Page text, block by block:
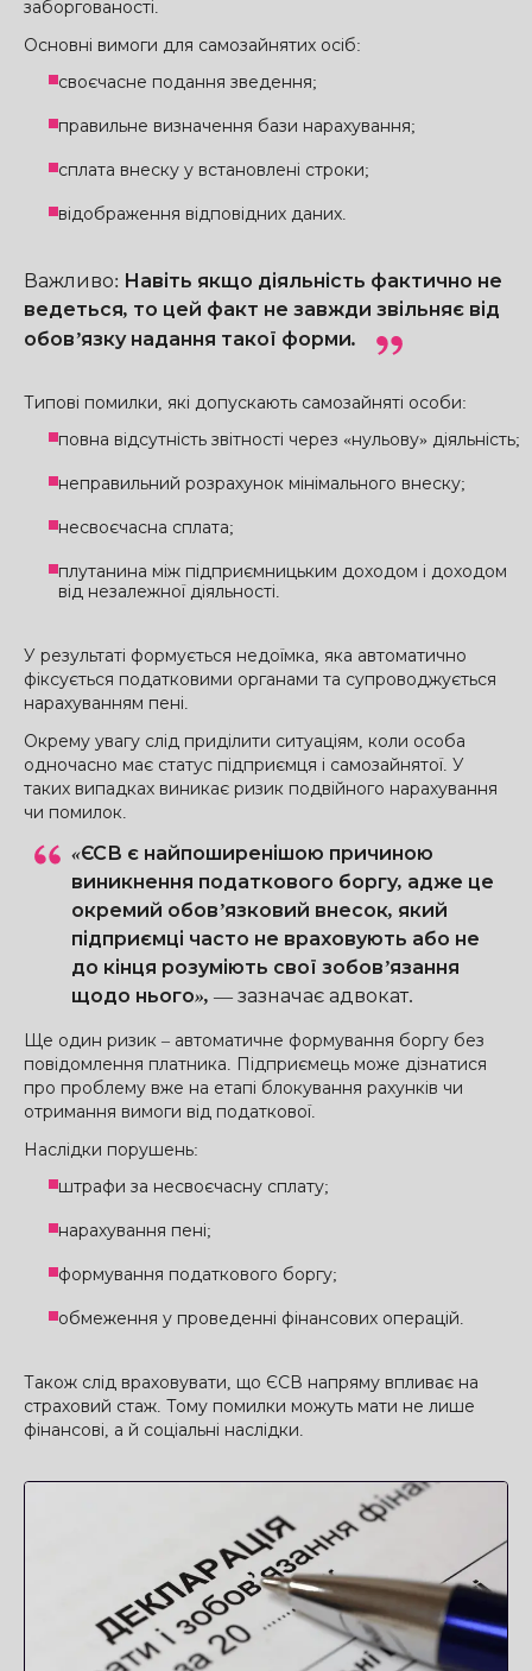
заборгованості.
Основні вимоги для самозайнятих осіб:
своєчасне подання зведення;
правильне визначення бази нарахування;
сплата внеску у встановлені строки;
відображення відповідних даних.
Важливо: Навіть якщо діяльність фактично не
ведеться, то цей факт не завжди звільняє від
обов’язку надання такої форми.
Типові помилки, які допускають самозайняті особи:
повна відсутність звітності через «нульову» діяльність;
неправильний розрахунок мінімального внеску;
несвоєчасна сплата;
плутанина між підприємницьким доходом і доходом
від незалежної діяльності.
У результаті формується недоїмка, яка автоматично
фіксується податковими органами та супроводжується
нарахуванням пені.
Окрему увагу слід приділити ситуаціям, коли особа
одночасно має статус підприємця і самозайнятої. У
таких випадках виникає ризик подвійного нарахування
чи помилок.
«ЄСВ є найпоширенішою причиною
виникнення податкового боргу, адже це
окремий обов’язковий внесок, який
підприємці часто не враховують або не
до кінця розуміють свої зобов’язання
щодо нього», — зазначає адвокат.
Ще один ризик – автоматичне формування боргу без
повідомлення платника. Підприємець може дізнатися
про проблему вже на етапі блокування рахунків чи
отримання вимоги від податкової.
Наслідки порушень:
штрафи за несвоєчасну сплату;
нарахування пені;
формування податкового боргу;
обмеження у проведенні фінансових операцій.
Також слід враховувати, що ЄСВ напряму впливає на
страховий стаж. Тому помилки можуть мати не лише
фінансові, а й соціальні наслідки.